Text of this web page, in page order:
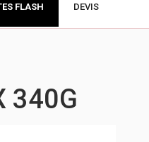
FLASH DEVIS
340G